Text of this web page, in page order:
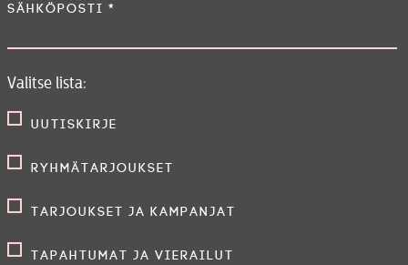
Sähköposti *
Valitse lista:
Uutiskirje
Ryhmätarjoukset
Tarjoukset ja kampanjat
Tapahtumat ja vierailut